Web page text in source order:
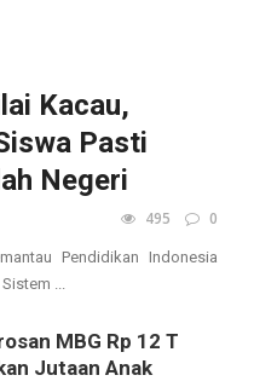
Kacau,
Pasti
Negeri
495 0
Pendidikan Indonesia
...
MBG Rp 12 T
Jutaan Anak